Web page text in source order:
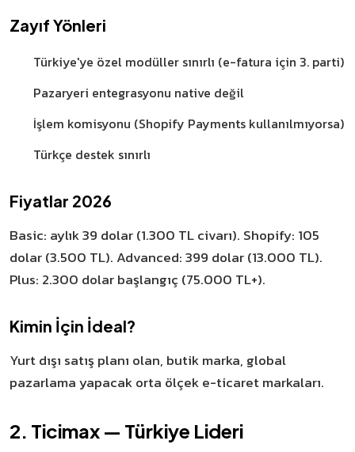
Zayıf Yönleri
Türkiye'ye özel modüller sınırlı (e-fatura için 3. parti)
Pazaryeri entegrasyonu native değil
İşlem komisyonu (Shopify Payments kullanılmıyorsa)
Türkçe destek sınırlı
Fiyatlar 2026
Basic: aylık 39 dolar (1.300 TL civarı). Shopify: 105
dolar (3.500 TL). Advanced: 399 dolar (13.000 TL).
Plus: 2.300 dolar başlangıç (75.000 TL+).
Kimin İçin İdeal?
Yurt dışı satış planı olan, butik marka, global
pazarlama yapacak orta ölçek e-ticaret markaları.
2. Ticimax — Türkiye Lideri